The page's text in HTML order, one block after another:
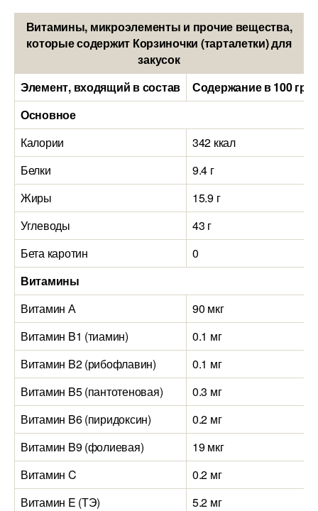
Витамины, микроэлементы и прочие вещества,
которые содержит Корзиночки (тарталетки) для
закусок
Элемент, входящий в состав
Содержание в 100
Основное
Калории
342 ккал
Белки
9.4 г
Жиры
15.9 г
Углеводы
43 г
Бета каротин
0
Витамины
Витамин А
90 мкг
Витамин B1 (тиамин)
0.1 мг
Витамин B2 (рибофлавин)
0.1 мг
Витамин B5 (пантотеновая)
0.3 мг
Витамин B6 (пиридоксин)
0.2 мг
Витамин B9 (фолиевая)
19 мкг
Витамин C
0.2 мг
Витамин E (ТЭ)
5.2 мг